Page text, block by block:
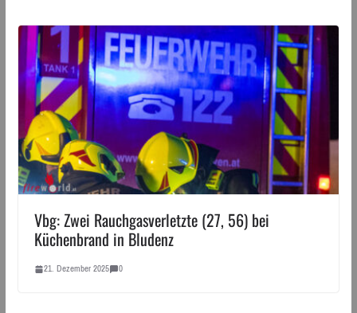
Vbg: Zwei Rauchgasverletzte (27, 56) bei
Küchenbrand in Bludenz
21. Dezember 2025 0